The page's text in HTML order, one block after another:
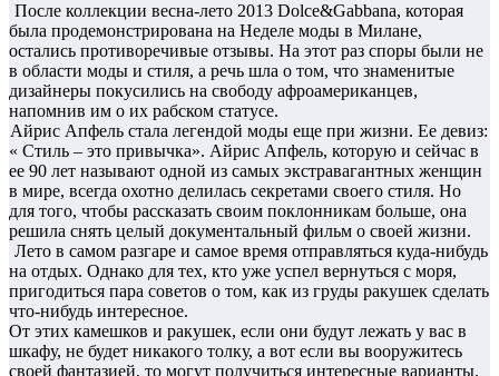
После коллекции весна-лето 2013 Dolce&Gabbana, которая
была продемонстрирована на Неделе моды в Милане,
остались противоречивые отзывы. На этот раз споры были не
в области моды и стиля, а речь шла о том, что знаменитые
дизайнеры покусились на свободу афроамериканцев,
напомнив им о их рабском статусе.
Айрис Апфель стала легендой моды еще при жизни. Ее девиз:
« Стиль – это привычка». Айрис Апфель, которую и сейчас в
ее 90 лет называют одной из самых экстравагантных женщин
в мире, всегда охотно делилась секретами своего стиля. Но
для того, чтобы рассказать своим поклонникам больше, она
решила снять целый документальный фильм о своей жизни.
Лето в самом разгаре и самое время отправляться куда-нибудь
на отдых. Однако для тех, кто уже успел вернуться с моря,
пригодиться пара советов о том, как из груды ракушек сделать
что-нибудь интересное.
От этих камешков и ракушек, если они будут лежать у вас в
шкафу, не будет никакого толку, а вот если вы вооружитесь
своей фантазией, то могут получиться интересные варианты.